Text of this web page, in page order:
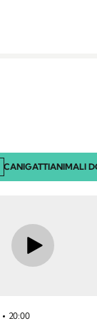
CANIGATTIANIMALI
20:00